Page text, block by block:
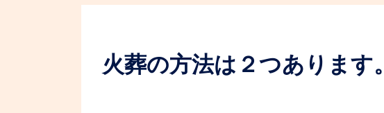
火葬の方法は２つあります。